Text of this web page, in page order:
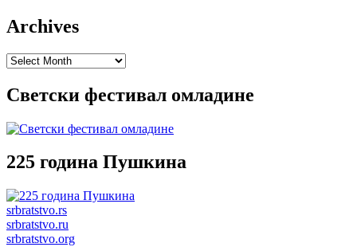
Archives
Archives
Светски фестивал омладине
225 година Пушкина
srbratstvo.rs
srbratstvo.ru
srbratstvo.org